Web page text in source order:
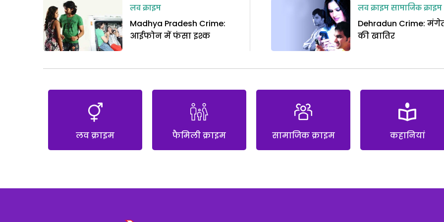
लव क्राइम
Madhya Pradesh Crime:
आईफोन में फंसा इश्क
लव क्राइमसामाजिक क्राइम
Dehradun Crime:
की खातिर
लव क्राइम फैमिली क्राइम सामाजिक क्राइम कहानियां